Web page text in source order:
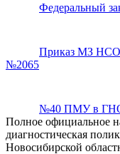
Федеральный
Приказ МЗ НСО
№2065
№40 ПМУ в
Полное официальное
диагностическая
Новосибирской